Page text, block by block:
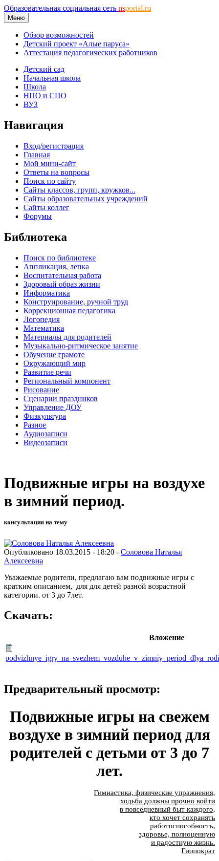
Образовательная социальная сеть nsportal.ru
Меню
Обзор возможностей
Детский проект «Алые паруса»
Аттестация педагогических работников
Детский сад
Начальная школа
Школа
НПО и СПО
ВУЗ
Навигация
Вход/регистрация
Главная
Мой мини-сайт
Ответы на вопросы
Поиск по сайту
Сайты классов, групп, кружков...
Сайты образовательных учреждений
Сайты коллег
Форумы
Библиотека
Поиск по библиотеке
Аппликация, лепка
Воспитательная работа
Здоровый образ жизни
Информатика
Конструирование, ручной труд
Коррекционная педагогика
Логопедия
Математика
Материалы для родителей
Музыкально-ритмическое занятие
Обучение грамоте
Окружающий мир
Развитие речи
Региональный компонент
Рисование
Сценарии праздников
Управление ДОУ
Физкультура
Разное
Аудиозаписи
Видеозаписи
Подвижные игры на воздухе
в зимний период.
консультация на тему
Опубликовано 18.03.2015 - 18:20 - Соловова Наталья
Алексеевна
Уважаемые родители, предлагаю вам подвижные игры с
кратким описанием, для для детей разной возрастной
категории. от 3 до 7лет.
Скачать:
Вложение
Предварительный просмотр:
Подвижные игры на свежем
воздухе в зимний период для
родителей с детьми от 3 до 7
лет.
Гимнастика, физические упражнения,
ходьба должны прочно войти
в повседневный быт каждого,
кто хочет сохранять
работоспособность,
здоровье, полноценную
и радостную жизнь.
Гиппократ